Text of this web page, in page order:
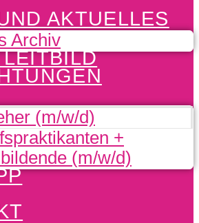
AKTUELLES
Archiv
(m/w/d)
+
(m/w/d)